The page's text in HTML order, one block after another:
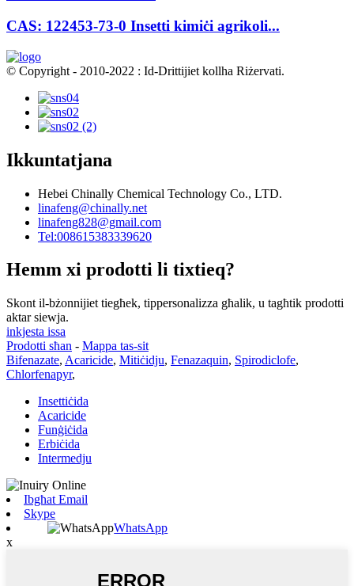
CAS: 122453-73-0 Insetti kimiċi agrikoli...
© Copyright - 2010-2022 : Id-Drittijiet kollha Riżervati.
Ikkuntatjana
Hebei Chinally Chemical Technology Co., LTD.
linafeng@chinally.net
linafeng828@gmail.com
Tel:008615383339620
Hemm xi prodotti li tixtieq?
Skont il-bżonnijiet tiegħek, tippersonalizza għalik, u tagħtik prodotti
aktar siewja.
inkjesta issa
Prodotti sħan - Mappa tas-sit
Bifenazate, Acaricide, Mitiċidju, Fenazaquin, Spirodiclofe,
Chlorfenapyr,
Insettiċida
Acaricide
Funġiċida
Erbiċida
Intermedju
Ibgħat Email
Skype
WhatsApp
x